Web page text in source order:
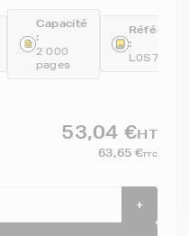
Capacité
:
2 000
pages
:
L0S70AE
53,04 €HT
63,65 €TTC
+